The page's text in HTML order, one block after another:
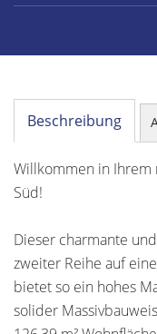
Beschreibung
Willkommen in Ihrem
Süd!
Dieser charmante
zweiter Reihe auf
bietet so ein hohes
solider